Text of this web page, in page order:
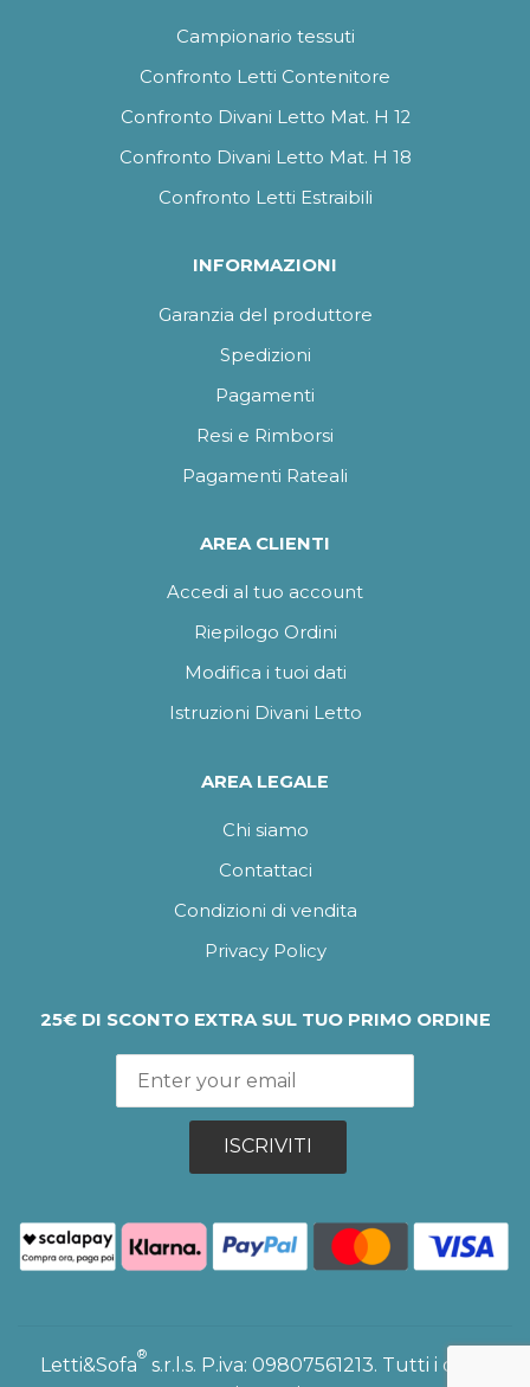
Campionario tessuti
Confronto Letti Contenitore
Confronto Divani Letto Mat. H 12
Confronto Divani Letto Mat. H 18
Confronto Letti Estraibili
INFORMAZIONI
Garanzia del produttore
Spedizioni
Pagamenti
Resi e Rimborsi
Pagamenti Rateali
AREA CLIENTI
Accedi al tuo account
Riepilogo Ordini
Modifica i tuoi dati
Istruzioni Divani Letto
AREA LEGALE
Chi siamo
Contattaci
Condizioni di vendita
Privacy Policy
25€ DI SCONTO EXTRA SUL TUO PRIMO ORDINE
ISCRIVITI
Letti&Sofa
®
s.r.l.s. P.iva: 09807561213. Tutti i diritti